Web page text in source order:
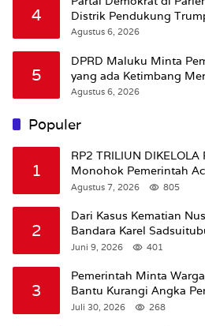
4
Distrik Pendukung
Agustus 6, 2026
5
DPRD Maluku Minta
yang ada Ketimbang
Agustus 6, 2026
Populer
1
RP2 TRILIUN DIKELOLA
Monohok Pemerintah
Amran Soal Dana
Agustus 7, 2026 805
2
Dari Kasus Kematian
Bandara Karel
Dipertanyakan
Juni 9, 2026 401
3
Pemerintah Minta
Bantu Kurangi Angka
Juli 30, 2026 268